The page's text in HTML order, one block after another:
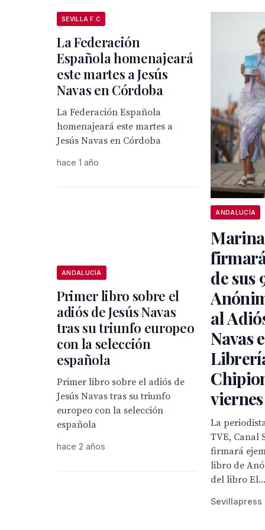
SEVILLA F.C
La Federación
Española homenajeará
este martes a Jesús
Navas en Córdoba
La Federación Española
homenajeará este martes a
Jesús Navas en Córdoba
hace 1 año
ANDALUCÍA
de sus
al
Navas
viernes
La
TVE, Canal
firmará
libro de
del libro
Sevillapress
ANDALUCÍA
Primer libro sobre el
adiós de Jesús Navas
tras su triunfo europeo
con la selección
española
Primer libro sobre el adiós de
Jesús Navas tras su triunfo
europeo con la selección
española
hace 2 años